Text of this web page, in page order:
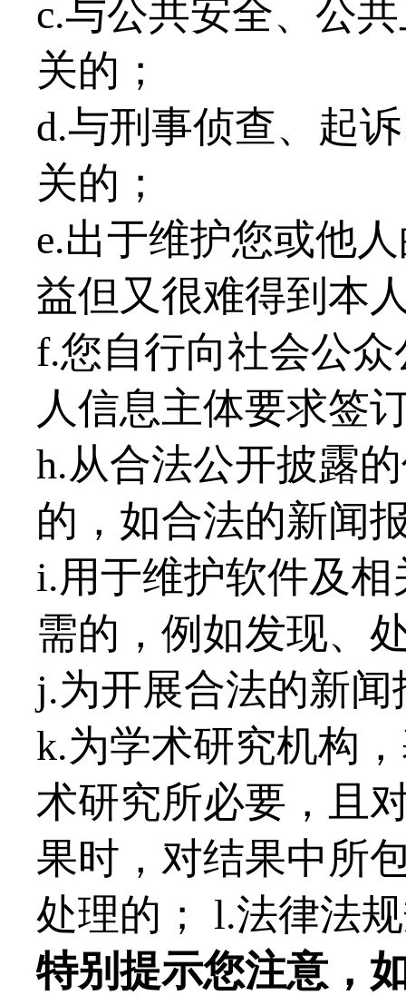
c.与公共安全、公
关的；
d.与刑事侦查、起
关的；
e.出于维护您或他
益但又很难得到本
f.您自行向社会公
人信息主体要求签
h.从合法公开披露
的，如合法的新闻
i.用于维护软件及
需的，例如发现、
j.为开展合法的新
k.为学术研究机构
术研究所必要，且
果时，对结果中所
处理的； l.法律法
特别提示您注意，